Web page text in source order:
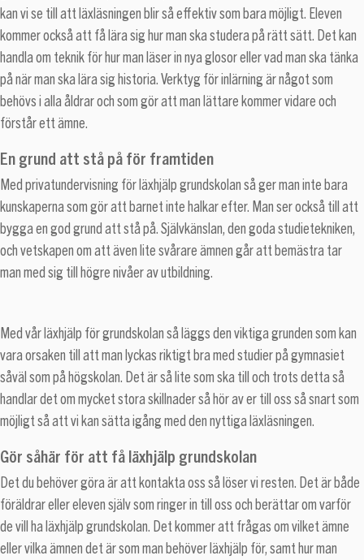
kan vi se till att läxläsningen blir så effektiv som bara möjligt. Eleven
kommer också att få lära sig hur man ska studera på rätt sätt. Det kan
handla om teknik för hur man läser in nya glosor eller vad man ska tänka
på när man ska lära sig historia. Verktyg för inlärning är något som
behövs i alla åldrar och som gör att man lättare kommer vidare och
förstår ett ämne.
En grund att stå på för framtiden
Med privatundervisning för läxhjälp grundskolan så ger man inte bara
kunskaperna som gör att barnet inte halkar efter. Man ser också till att
bygga en god grund att stå på. Självkänslan, den goda studietekniken,
och vetskapen om att även lite svårare ämnen går att bemästra tar
man med sig till högre nivåer av utbildning.
Med vår läxhjälp för grundskolan så läggs den viktiga grunden som kan
vara orsaken till att man lyckas riktigt bra med studier på gymnasiet
såväl som på högskolan. Det är så lite som ska till och trots detta så
handlar det om mycket stora skillnader så hör av er till oss så snart som
möjligt så att vi kan sätta igång med den nyttiga läxläsningen.
Gör såhär för att få läxhjälp grundskolan
Det du behöver göra är att kontakta oss så löser vi resten. Det är både
föräldrar eller eleven själv som ringer in till oss och berättar om varför
de vill ha läxhjälp grundskolan. Det kommer att frågas om vilket ämne
eller vilka ämnen det är som man behöver läxhjälp för, samt hur man